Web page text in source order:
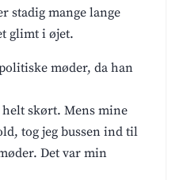
stadig mange lange
glimt i øjet.
møder, da han
skørt. Mens mine
tog jeg bussen ind til
Det var min